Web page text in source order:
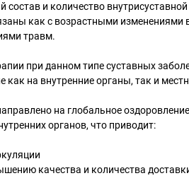
состав и количество
как с возрастными изменениями
травм.
при данном типе суставных
как на внутренние органы, так и
на глобальное
органов, что приводит:
качества и количества